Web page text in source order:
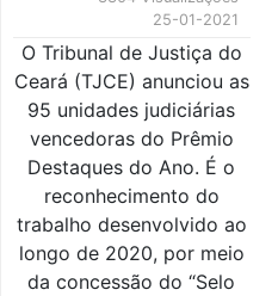
25-01-2021
O Tribunal de Justiça do
Ceará (TJCE) anunciou as
95 unidades judiciárias
vencedoras do Prêmio
Destaques do Ano. É o
reconhecimento do
trabalho desenvolvido ao
longo de 2020, por meio
da concessão do “Selo